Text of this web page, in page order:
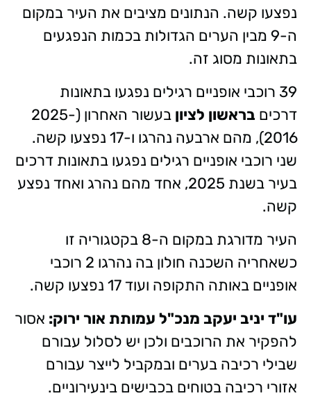
נפצעו קשה. הנתונים מציבים את העיר במקום
ה-9 מבין הערים הגדולות בכמות הנפגעים
בתאונות מסוג זה.
39 רוכבי אופניים רגילים נפגעו בתאונות
דרכים בראשון לציון
בעשור האחרון (2025-
2016), מהם ארבעה נהרגו ו-17 נפצעו קשה.
שני רוכבי אופניים רגילים נפגעו בתאונות דרכים
בעיר בשנת 2025, אחד מהם נהרג ואחד נפצע
קשה.
העיר מדורגת במקום ה-8 בקטגוריה זו
כשאחריה השכנה חולון בה נהרגו 2 רוכבי
אופניים באותה התקופה ועוד 17 נפצעו קשה.
עו"ד יניב יעקב מנכ"ל עמותת אור ירוק: אסור
להפקיר את הרוכבים ולכן יש לסלול עבורם
שבילי רכיבה בערים ובמקביל לייצר עבורם
אזורי רכיבה בטוחים בכבישים בינעירוניים.